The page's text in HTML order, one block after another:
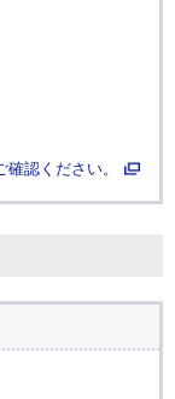
認ください。